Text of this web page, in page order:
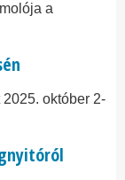
a
október 2-